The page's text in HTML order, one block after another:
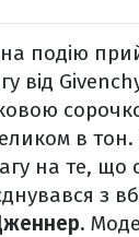
на подію
від
в
на те, що
з